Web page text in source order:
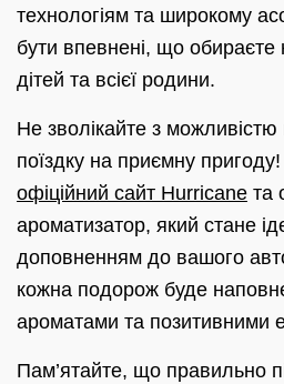
технологіям та широкому
бути впевнені, що
дітей та всієї родини.
Не зволікайте з
поїздку на приємну пригоду!
офіційний сайт Hurricane та
ароматизатор, який стане
доповненням до вашого
кожна подорож буде
ароматами та позитивними
Пам’ятайте, що правильно